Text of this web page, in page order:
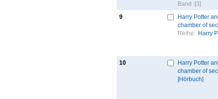
Band : [3]
9
Harry Potter
chamber of
Reihe:
Harry
10
Harry Potter
chamber of
[Hörbuch]